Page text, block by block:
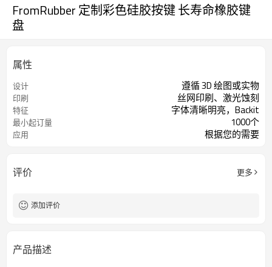
FromRubber 定制彩色硅胶按键 长寿命橡胶键
盘
属性
设计 遵循 3D 绘图或实物
印刷 丝网印刷、激光蚀刻
特征 字体清晰明亮，Backit
最小起订量 1000个
应用 根据您的需要
评价 更多
添加评价
产品描述